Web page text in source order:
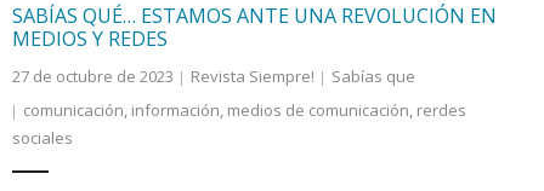
SABÍAS QUÉ… ESTAMOS ANTE UNA REVOLUCIÓN EN
MEDIOS Y REDES
27 de octubre de 2023 Revista Siempre!
Sabías que
comunicación, información, medios de comunicación, rerdes
sociales